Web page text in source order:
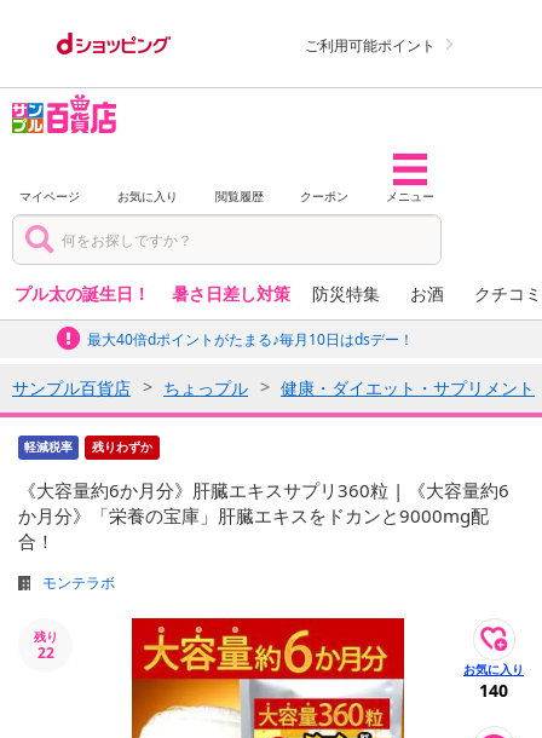
ご利用可能ポイント
マイページ お気に入り 閲覧履歴 クーポン メニュー
プル太の誕生日！ 暑さ日差し対策 防災特集 お酒 クチコ
最大40倍dポイントがたまる♪毎月10日はdsデー！
サンプル百貨店 ちょっプル 健康・ダイエット・サプリメント
軽減税率 残りわずか
《大容量約6か月分》肝臓エキスサプリ360粒 | 《大容量約6
か月分》「栄養の宝庫」肝臓エキスをドカンと9000mg配
合！
モンテラボ
残り
22
140